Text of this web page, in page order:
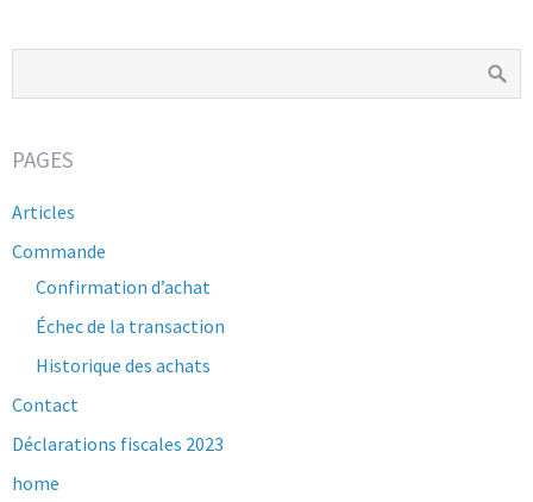
PAGES
Articles
Commande
Confirmation d’achat
Échec de la transaction
Historique des achats
Contact
Déclarations fiscales 2023
home